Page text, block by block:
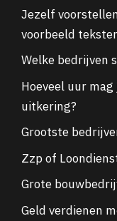
Jezelf
voorbeeld
Welke bedrijven
Hoeveel uur
uitkering?
Grootste
Zzp of
Grote
Geld verdienen